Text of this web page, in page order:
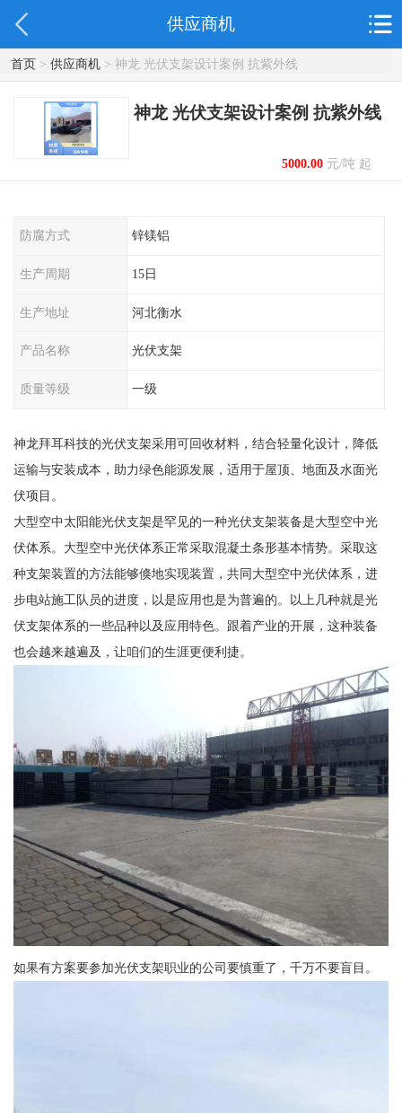
供应商机
首页> 供应商机> 神龙 光伏支架设计案例 抗紫外线
神龙 光伏支架设计案例 抗紫外线
5000.00元/吨 起
防腐方式 锌镁铝
生产周期 15日
生产地址 河北衡水
产品名称 光伏支架
质量等级 一级
神龙拜耳科技的光伏支架采用可回收材料，结合轻量化设计，降低
运输与安装成本，助力绿色能源发展，适用于屋顶、地面及水面光
伏项目。
大型空中太阳能光伏支架是罕见的一种光伏支架装备是大型空中光
伏体系。大型空中光伏体系正常采取混凝土条形基本情势。采取这
种支架装置的方法能够倏地实现装置，共同大型空中光伏体系，进
步电站施工队员的进度，以是应用也是为普遍的。以上几种就是光
伏支架体系的一些品种以及应用特色。跟着产业的开展，这种装备
也会越来越遍及，让咱们的生涯更便利捷。
如果有方案要参加光伏支架职业的公司要慎重了，千万不要盲目。